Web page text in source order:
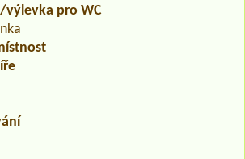
výlevka pro WC